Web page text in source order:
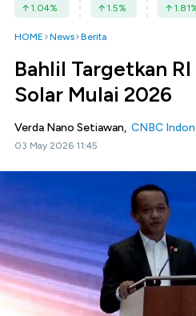
1.04% 1.5% 1.81
HOME News Berita
Bahlil Targetkan
Solar Mulai 2026
Verda Nano Setiawan, CNBC
03 May 2026 11:45